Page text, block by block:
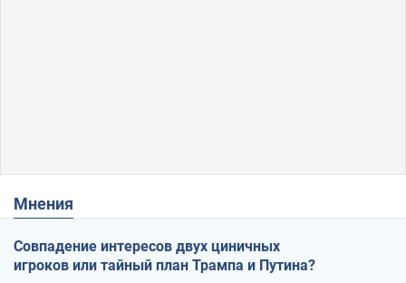
Мнения
Совпадение интересов двух циничных
игроков или тайный план Трампа и Путина?